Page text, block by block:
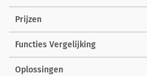
Prijzen
Functies Vergelijking
Oplossingen